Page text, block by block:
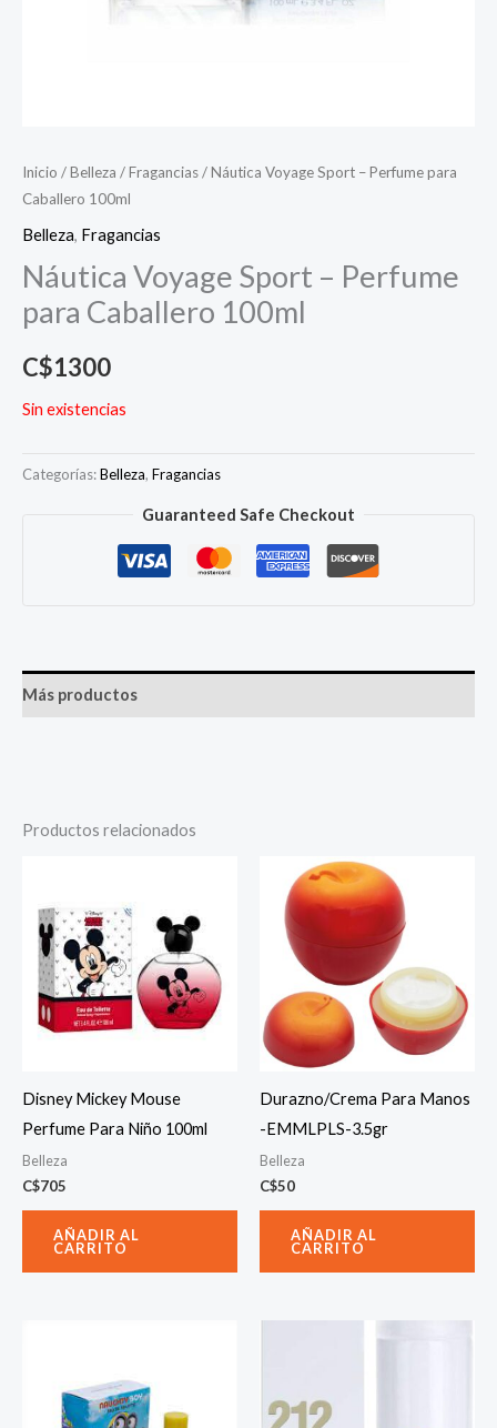
Inicio /Belleza /Fragancias/ Náutica Voyage Sport – Perfume para
Caballero 100ml
Belleza, Fragancias
Náutica Voyage Sport – Perfume
para Caballero 100ml
C$1300
Sin existencias
Categorías:Belleza, Fragancias
Guaranteed Safe Checkout
Más productos
Productos relacionados
Disney Mickey Mouse
Perfume Para Niño 100ml
Belleza
C$705
AÑADIR AL
CARRITO
Durazno/Crema Para Manos
-EMMLPLS-3.5gr
Belleza
C$50
AÑADIR AL
CARRITO